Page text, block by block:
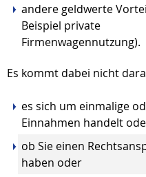
andere geldwerte
Beispiel private
Firmenwagennutzung).
Es kommt dabei nicht
es sich um einmalige
Einnahmen handelt
ob Sie einen
haben oder